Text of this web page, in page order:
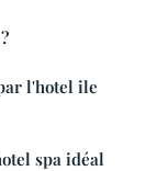
l'hotel ile
spa idéal